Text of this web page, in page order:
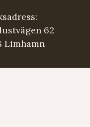
62
Limhamn